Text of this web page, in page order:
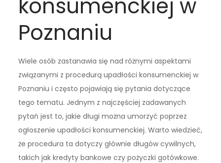
konsumenckiej w
Poznaniu
Wiele osób zastanawia się nad różnymi aspektami
związanymi z procedurą upadłości konsumenckiej w
Poznaniu i często pojawiają się pytania dotyczące
tego tematu. Jednym z najczęściej zadawanych
pytań jest to, jakie długi można umorzyć poprzez
ogłoszenie upadłości konsumenckiej. Warto wiedzieć,
że procedura ta dotyczy głównie długów cywilnych,
takich jak kredyty bankowe czy pożyczki gotówkowe.